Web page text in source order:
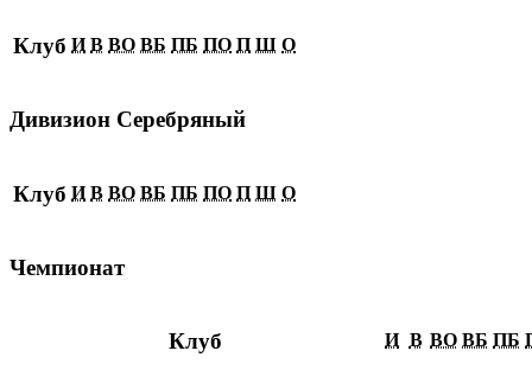
Клуб И В ВО ВБ ПБ ПО П Ш О
Дивизион Серебряный
Клуб И В ВО ВБ ПБ ПО П Ш О
Чемпионат
Клуб И В ВО ВБ ПБ